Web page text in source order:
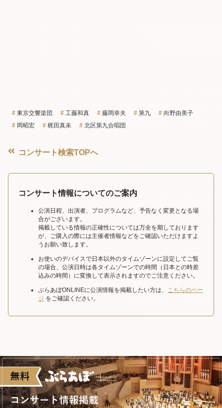
東京交響楽団 工藤和真 藤岡幸夫 第九
向野由美子
岡昭宏
梶田真未 北区第九合唱団
コンサート検索TOPへ
コンサート情報についてのご案内
公演日程、出演者、プログラムなど、予告なく変更となる場
合がございます。
掲載している情報の正確性については万全を期しております
が、ご購入の際には主催者情報などをご確認いただけますよ
うお願い致します。
お使いのデバイスで日本以外のタイムゾーンに設定してご覧
の場合、公演日時は各タイムゾーンでの時間（日本との時差
込みの時間）に変換して表示されますのでご注意ください。
ぶらあぼONLINEに公演情報を掲載したい方は、 こちらのペー
ジ をご確認ください。